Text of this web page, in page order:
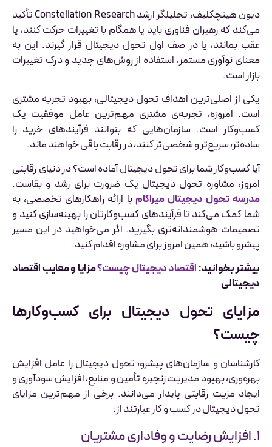
دیون هینچکلیف، تحلیلگر ارشد Constellation Research تأکید
می‌کند که رهبران فناوری باید یا همگام با تغییرات حرکت کنند، یا
عقب بمانند، یا در صف اول تحول دیجیتال قرار گیرند. این به
معنای نوآوری مستمر، استفاده از روش‌های جدید و درک تغییرات
بازار است.
یکی از اصلی‌ترین اهداف تحول دیجیتالی، بهبود تجربه مشتری
است. امروزه، تجربه‌ی مشتری مهم‌ترین عامل موفقیت یک
کسب‌وکار است. سازمان‌هایی که بتوانند فرآیندهای خرید را
ساده‌تر، سریع‌تر و شخصی‌تر کنند، در رقابت باقی خواهند ماند.
آیا کسب‌وکار شما برای تحول دیجیتال آماده است؟ در دنیای رقابتی
امروز، مشاوره تحول دیجیتال یک ضرورت برای رشد و بقاست.
مدرسه تحول دیجیتال میراکامبا ارائه راهکارهای تخصصی، به
شما کمک می‌کند تا فرآیندهای کسب‌وکارتان را بهینه‌سازی کنید و
تصمیمات هوشمندانه‌تری بگیرید. اگر می‌خواهید در این مسیر
پیشرو باشید، همین امروز برای مشاوره اقدام کنید.
بیشتر بخوانید:اقتصاد دیجیتال چیست؟مزایا و معایب اقتصاد
دیجیتالی
مزایای تحول دیجیتال برای کسب‌وکارها
چیست؟
کارشناسان و سازمان‌های پیشرو، تحول دیجیتال را عامل افزایش
بهره‌وری، بهبود مدیریت زنجیره تأمین و منابع، افزایش سودآوری و
ایجاد مزیت رقابتی پایدار می‌دانند. برخی از مهم‌ترین مزایای
تحول دیجیتال در کسب و کار عبارتند از:
۱. افزایش رضایت و وفاداری مشتریان